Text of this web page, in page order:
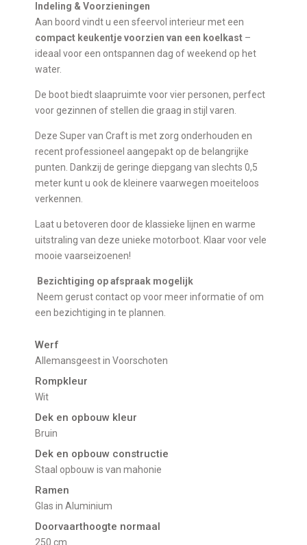
Indeling & Voorzieningen
Aan boord vindt u een sfeervol interieur met een
compact keukentje voorzien van een koelkast –
ideaal voor een ontspannen dag of weekend op het
water.
De boot biedt slaapruimte voor vier personen, perfect
voor gezinnen of stellen die graag in stijl varen.
Deze Super van Craft is met zorg onderhouden en
recent professioneel aangepakt op de belangrijke
punten. Dankzij de geringe diepgang van slechts 0,5
meter kunt u ook de kleinere vaarwegen moeiteloos
verkennen.
Laat u betoveren door de klassieke lijnen en warme
uitstraling van deze unieke motorboot. Klaar voor vele
mooie vaarseizoenen!
Bezichtiging op afspraak mogelijk
Neem gerust contact op voor meer informatie of om
een bezichtiging in te plannen.
Werf
Allemansgeest in Voorschoten
Rompkleur
Wit
Dek en opbouw kleur
Bruin
Dek en opbouw constructie
Staal opbouw is van mahonie
Ramen
glas in Aluminium
Doorvaarthoogte normaal
250 cm